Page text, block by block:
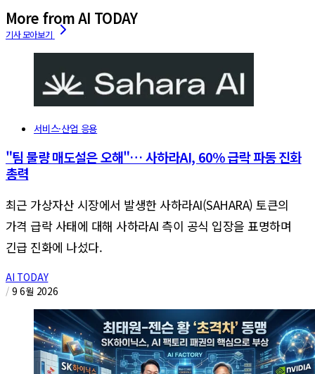
More from AI TODAY
서비스·산업 응용
"팀 물량 매도설은 오해"… 사하라AI, 60% 급락 파동 진화
총력
최근 가상자산 시장에서 발생한 사하라AI(SAHARA) 토큰의
가격 급락 사태에 대해 사하라AI 측이 공식 입장을 표명하며
긴급 진화에 나섰다.
AI TODAY
/ 9 6월 2026